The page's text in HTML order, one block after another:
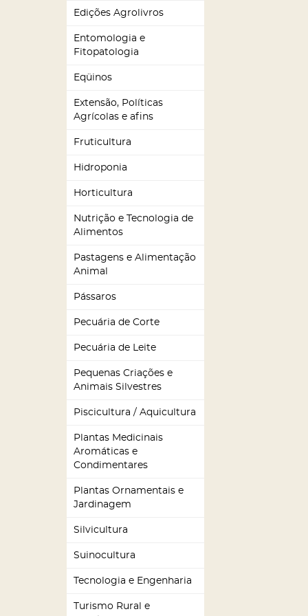
Edições Agrolivros
Entomologia e
Fitopatologia
Eqüinos
Extensão, Políticas
Agrícolas e afins
Fruticultura
Hidroponia
Horticultura
Nutrição e Tecnologia de
Alimentos
Pastagens e Alimentação
Animal
Pássaros
Pecuária de Corte
Pecuária de Leite
Pequenas Criações e
Animais Silvestres
Piscicultura / Aquicultura
Plantas Medicinais
Aromáticas e
Condimentares
Plantas Ornamentais e
Jardinagem
Silvicultura
Suinocultura
Tecnologia e Engenharia
Turismo Rural e